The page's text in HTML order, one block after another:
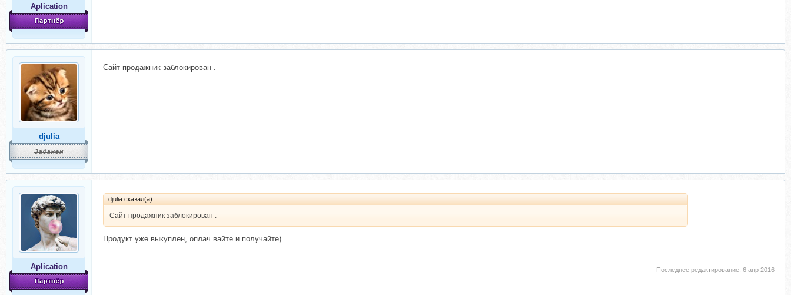
Aplication
djulia
Сайт продажник заблокирован .
Aplication
djulia сказал(а):
Сайт продажник заблокирован .
Продукт уже выкуплен, оплач вайте и получайте)
Последнее редактирование: 6 апр 2016